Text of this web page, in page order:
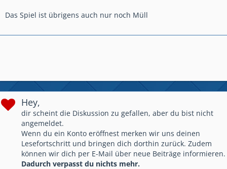
Das Spiel ist übrigens auch nur noch Müll
Hey,
dir scheint die Diskussion zu gefallen, aber du bist nicht
angemeldet.
Wenn du ein Konto eröffnest merken wir uns deinen
Lesefortschritt und bringen dich dorthin zurück. Zudem
können wir dich per E-Mail über neue Beiträge informieren.
Dadurch verpasst du nichts mehr.